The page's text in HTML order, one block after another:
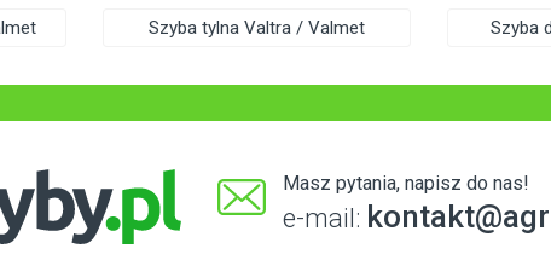
Szyba tylna Valtra / Valmet Szyba
Masz pytania, napisz do nas!
e-mail: